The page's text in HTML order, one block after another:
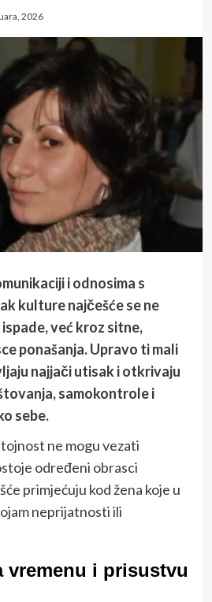
2026
i odnosima s
kulture najčešće se ne
već kroz sitne,
ponašanja. Upravo ti mali
najjači utisak i otkrivaju
samokontrole i
sebe.
ne mogu vezati
određeni obrasci
primjećuju kod žena koje u
neprijatnosti ili
vremenu i prisustvu